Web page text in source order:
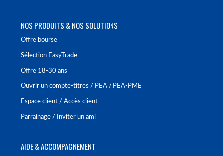
NOS PRODUITS & NOS SOLUTIONS
Offre bourse
Sélection EasyTrade
Offre 18-30 ans
Ouvrir un compte-titres / PEA / PEA-PME
Espace client / Accès client
Parrainage / Inviter un ami
AIDE & ACCOMPAGNEMENT